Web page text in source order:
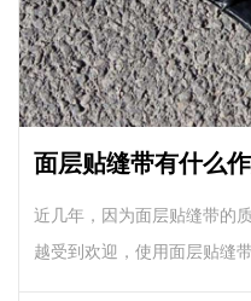
面层贴缝带有什么
近几年，因为面层贴缝带的
越受到欢迎，使用面层贴缝